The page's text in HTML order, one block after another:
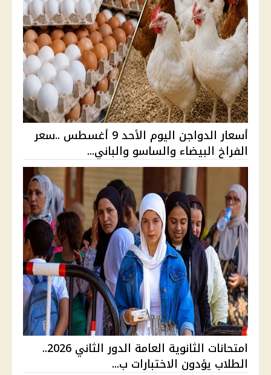
أسعار الدواجن اليوم الأحد 9 أغسطس ..سعر
الفراخ البيضاء والساسو والباني...
امتحانات الثانوية العامة الدور الثاني 2026..
الطلاب يؤدون الاختبارات ب...